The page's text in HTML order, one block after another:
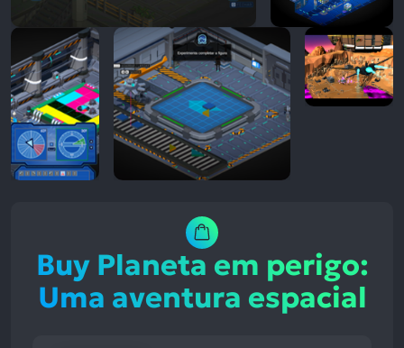
Buy Planeta em perigo:
Uma aventura espacial